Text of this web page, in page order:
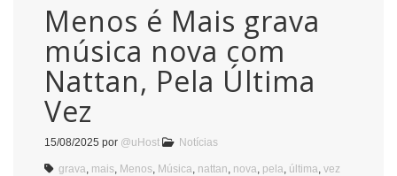
Menos é Mais grava
música nova com
Nattan, Pela Última
Vez
15/08/2025 por @uHost Notícias
grava mais Menos Música nattan nova pela última vez